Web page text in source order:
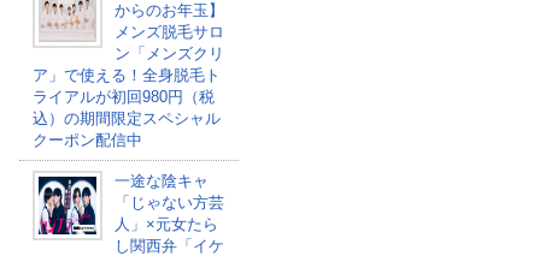
からのお年玉】
メンズ脱毛サロ
ン「メンズクリ
ア」で使える！全身脱毛ト
ライアルが初回980円（税
込）の期間限定スペシャル
クーポン配信中
一途な陰キャ
「じゃない方芸
人」×元女たら
し関西弁「イケ